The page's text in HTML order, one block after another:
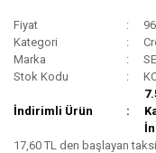
Fiyat
Kategori
Marka
Stok Kodu
İndirimli Ürün
17,60 TL den başlayan